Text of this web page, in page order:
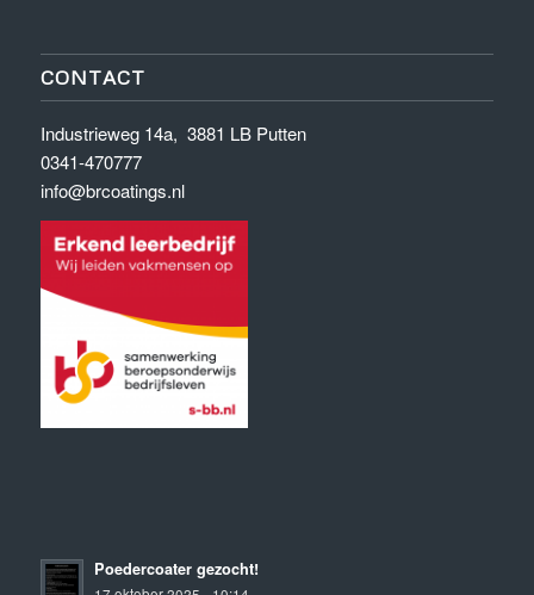
CONTACT
Industrieweg 14a, 3881 LB Putten
0341-470777
info@brcoatings.nl
Poedercoater gezocht!